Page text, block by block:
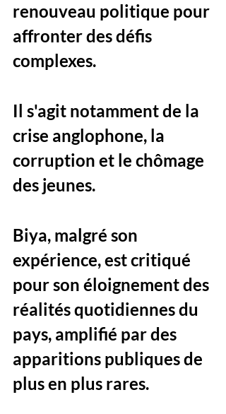
renouveau politique pour
affronter des défis
complexes.
Il s'agit notamment de la
crise anglophone, la
corruption et le chômage
des jeunes.
Biya, malgré son
expérience, est critiqué
pour son éloignement des
réalités quotidiennes du
pays, amplifié par des
apparitions publiques de
plus en plus rares.